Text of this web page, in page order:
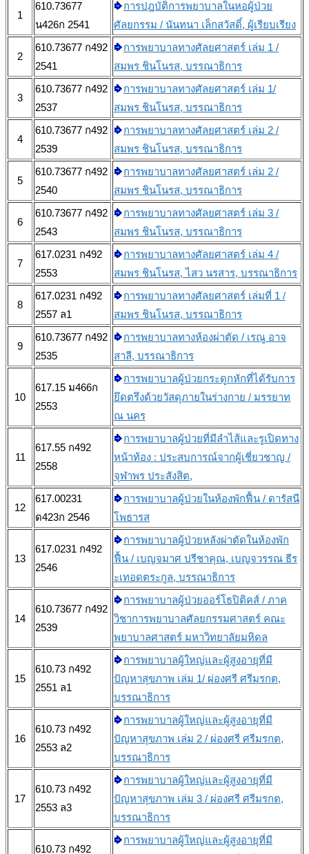
1
610.73677
น426ก 2541
การปฎบัติการพยาบาลในหอผู้ป่วย
ศัลยกรรม / นันทนา เล็กสวัสดิ์, ผู้เรียบเรียง
2
610.73677 ก492
2541
การพยาบาลทางศัลยศาสตร์ เล่ม 1 /
สมพร ชินโนรส, บรรณาธิการ
3
610.73677 ก492
2537
การพยาบาลทางศัลยศาสตร์ เล่ม 1/
สมพร ชินโนรส, บรรณาธิการ
4
610.73677 ก492
2539
การพยาบาลทางศัลยศาสตร์ เล่ม 2 /
สมพร ชินโนรส, บรรณาธิการ
5
610.73677 ก492
2540
การพยาบาลทางศัลยศาสตร์ เล่ม 2 /
สมพร ชินโนรส, บรรณาธิการ
6
610.73677 ก492
2543
การพยาบาลทางศัลยศาสตร์ เล่ม 3 /
สมพร ชินโนรส, บรรณาธิการ
7
617.0231 ก492
2553
การพยาบาลทางศัลยศาสตร์ เล่ม 4 /
สมพร ชินโนรส, ไสว นรสาร, บรรณาธิการ
8
617.0231 ก492
2557 ล1
การพยาบาลทางศัลยศาสตร์ เล่มที่ 1 /
สมพร ชินโนรส, บรรณาธิการ
9
610.73677 ก492
2535
การพยาบาลทางห้องผ่าตัด / เรณู อาจ
สาลี, บรรณาธิการ
10
617.15 ม466ก
2553
การพยาบาลผู้ป่วยกระดูกหักที่ได้รับการ
ยึดตรึงด้วยวัสดุภายในร่างกาย / มรรยาท
ณ นคร
11
617.55 ก492
2558
การพยาบาลผู้ป่วยที่มีลำไส้และรูเปิดทาง
หน้าท้อง : ประสบการณ์จากผู้เชี่ยวชาญ /
จุฬาพร ประสังสิต,
12
617.00231
ด423ก 2546
การพยาบาลผู้ป่วยในห้องพักฟื้น / ดารัสนี
โพธารส
13
617.0231 ก492
2546
การพยาบาลผู้ป่วยหลังผ่าตัดในห้องพัก
ฟื้น / เบญจมาศ ปรีชาคุณ, เบญจวรรณ ธีร
ะเทอดตระกูล, บรรณาธิการ
14
610.73677 ก492
2539
การพยาบาลผู้ป่วยออร์โธปิติคส์ / ภาค
วิชาการพยาบาลศัลยกรรมศาสตร์ คณะ
พยาบาลศาสตร์ มหาวิทยาลัยมหิดล
15
610.73 ก492
2551 ล1
การพยาบาลผู้ใหญ่และผู้สูงอายุที่มี
ปัญหาสุขภาพ เล่ม 1/ ผ่องศรี ศรีมรกต,
บรรณาธิการ
16
610.73 ก492
2553 ล2
การพยาบาลผู้ใหญ่และผู้สูงอายุที่มี
ปัญหาสุขภาพ เล่ม 2 / ผ่องศรี ศรีมรกต,
บรรณาธิการ
17
610.73 ก492
2553 ล3
การพยาบาลผู้ใหญ่และผู้สูงอายุที่มี
ปัญหาสุขภาพ เล่ม 3 / ผ่องศรี ศรีมรกต,
บรรณาธิการ
610.73 ก492
การพยาบาลผู้ใหญ่และผู้สูงอายุที่มี